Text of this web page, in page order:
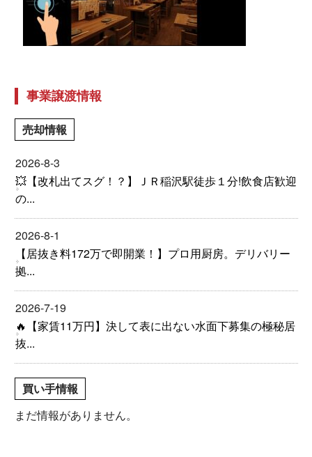
事業譲渡情報
売却情報
2026-8-3
💥【改札出てスグ！？】ＪＲ稲沢駅徒歩１分!飲食店歓迎
の...
2026-8-1
【居抜き料172万で即開業！】プロ用厨房。デリバリー
拠...
2026-7-19
🔥【家賃11万円】決して表に出ない水面下募集の極秘居
抜...
買い手情報
まだ情報がありません。